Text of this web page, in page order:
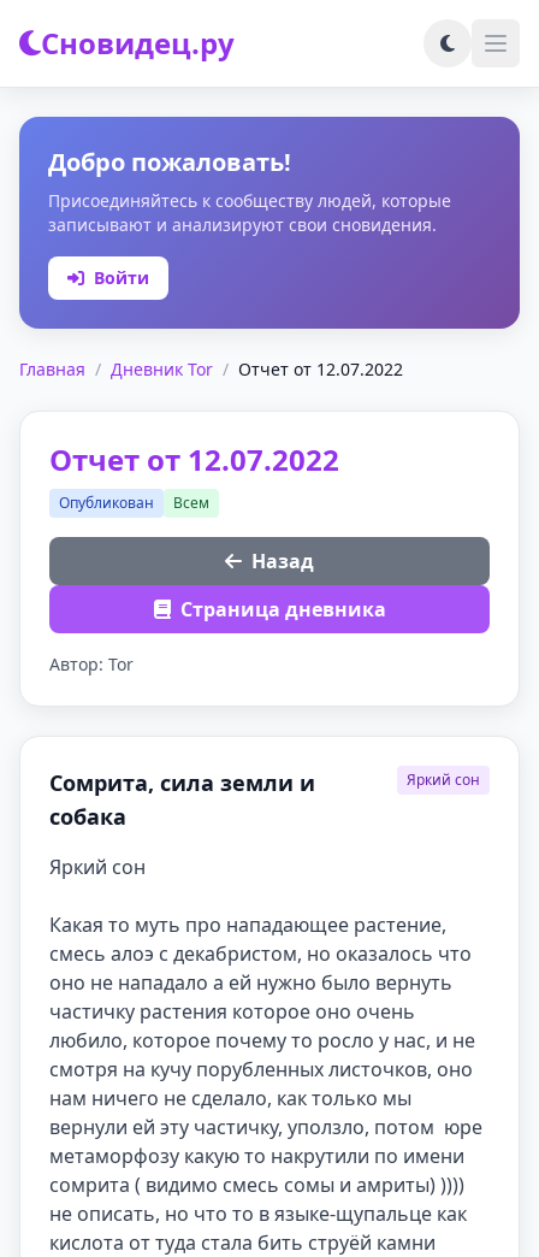
Сновидец.ру
Добро пожаловать!
Присоединяйтесь к сообществу людей, которые
записывают и анализируют свои сновидения.
Войти
Главная / Дневник Tor / Отчет от 12.07.2022
Отчет от 12.07.2022
Опубликован Всем
Назад
Страница дневника
Автор: Tor
Сомрита, сила земли и
собака
Яркий сон
Яркий сон
Какая то муть про нападающее растение,
смесь алоэ с декабристом, но оказалось что
оно не нападало а ей нужно было вернуть
частичку растения которое оно очень
любило, которое почему то росло у нас, и не
смотря на кучу порубленных листочков, оно
нам ничего не сделало, как только мы
вернули ей эту частичку, уползло, потом  юре
метаморфозу какую то накрутили по имени
сомрита ( видимо смесь сомы и амриты) ))))
не описать, но что то в языке-щупальце как
кислота от туда стала бить струёй камни